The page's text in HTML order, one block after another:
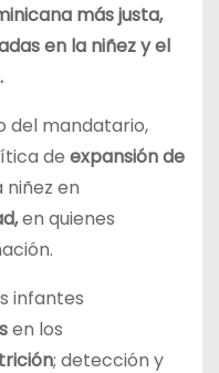
más justa,
en la niñez y el
del mandatario,
de expansión de
en
en quienes
infantes
en los
; detección y